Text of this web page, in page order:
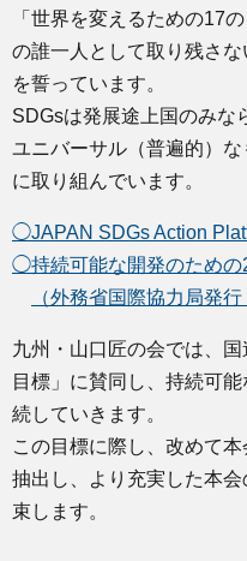
「世界を変えるための17
の誰一人として取り残さ
を誓っています。
SDGsは発展途上国のみな
ユニバーサル（普遍的）
に取り組んでいます。
◯JAPAN SDGs Action
◯持続可能な開発のための
（外務省国際協力局発行
九州・山口匠の会では、
目標」に賛同し、持続可
続していきます。
この目標に際し、改めて
抽出し、より充実した本
束します。